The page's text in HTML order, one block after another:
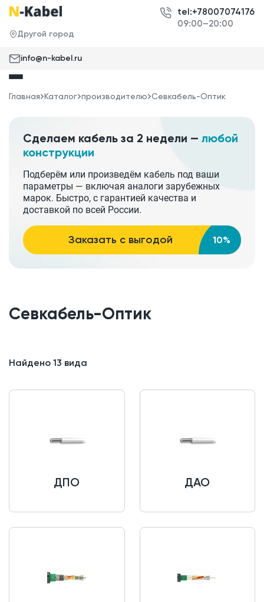
Другой город
tel:+78007074176
09:00–20:00
info@n-kabel.ru
Главная Каталог производителю Севкабель-Оптик
Сделаем кабель за 2 недели — любой
конструкции
Подберём или произведём кабель под ваши
параметры — включая аналоги зарубежных
марок. Быстро, с гарантией качества и
доставкой по всей России.
Заказать с выгодой 10%
Севкабель-Оптик
Найдено 13 вида
ДПО ДАО